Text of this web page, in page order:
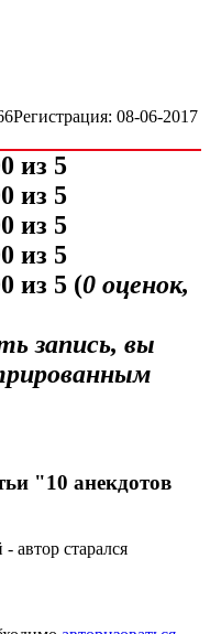
Регистрация: 08-06-2017
(0 оценок,
запись, вы
"10 анекдотов
автор старался